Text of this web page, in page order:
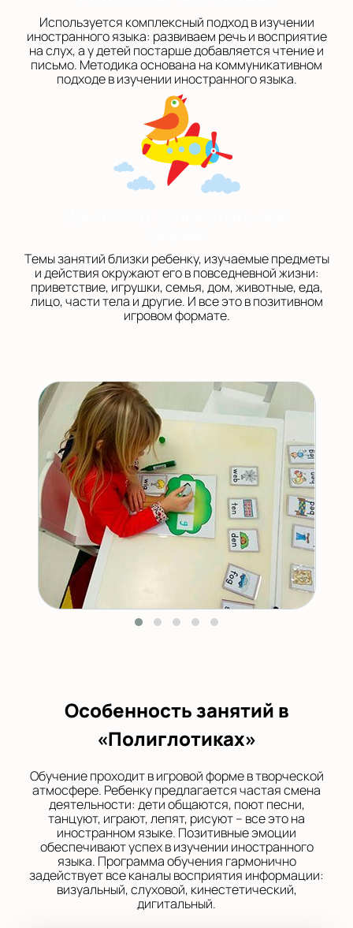
Используется комплексный подход в изучении
иностранного языка: развиваем речь и восприятие
на слух, а у детей постарше добавляется чтение и
письмо. Методика основана на коммуникативном
подходе в изучении иностранного языка.
Темы занятий близки ребенку, изучаемые предметы
и действия окружают его в повседневной жизни:
приветствие, игрушки, семья, дом, животные, еда,
лицо, части тела и другие. И все это в позитивном
игровом формате.
Особенность занятий в
«Полиглотиках»
Обучение проходит в игровой форме в творческой
атмосфере. Ребенку предлагается частая смена
деятельности: дети общаются, поют песни,
танцуют, играют, лепят, рисуют – все это на
иностранном языке. Позитивные эмоции
обеспечивают успех в изучении иностранного
языка. Программа обучения гармонично
задействует все каналы восприятия информации:
визуальный, слуховой, кинестетический,
дигитальный.